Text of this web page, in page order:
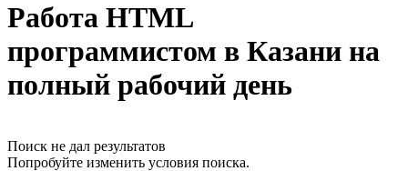
Работа HTML
программистом в Казани на
полный рабочий день
Поиск не дал результатов
Попробуйте изменить условия поиска.